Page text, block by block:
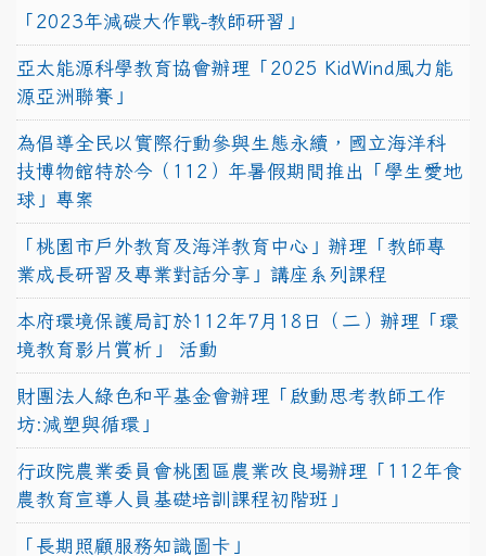
「2023年減碳大作戰-教師研習」
亞太能源科學教育協會辦理「2025 KidWind風力能
源亞洲聯賽」
為倡導全民以實際行動參與生態永續，國立海洋科
技博物館特於今（112）年暑假期間推出「學生愛地
球」專案
「桃園市戶外教育及海洋教育中心」辦理「教師專
業成長研習及專業對話分享」講座系列課程
本府環境保護局訂於112年7月18日（二）辦理「環
境教育影片賞析」 活動
財團法人綠色和平基金會辦理「啟動思考教師工作
坊:減塑與循環」
行政院農業委員會桃園區農業改良場辦理「112年食
農教育宣導人員基礎培訓課程初階班」
「長期照顧服務知識圖卡」